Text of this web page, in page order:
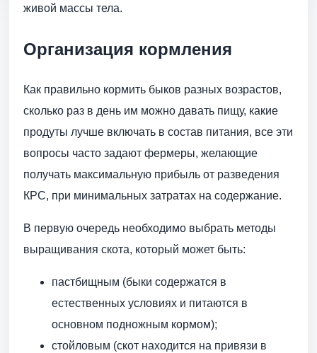
живой массы тела.
Организация кормления
Как правильно кормить быков разных возрастов,
сколько раз в день им можно давать пищу, какие
продуты лучше включать в состав питания, все эти
вопросы часто задают фермеры, желающие
получать максимальную прибыль от разведения
КРС, при минимальных затратах на содержание.
В первую очередь необходимо выбрать методы
выращивания скота, который может быть:
пастбищным (быки содержатся в
естественных условиях и питаются в
основном подножным кормом);
стойловым (скот находится на привязи в